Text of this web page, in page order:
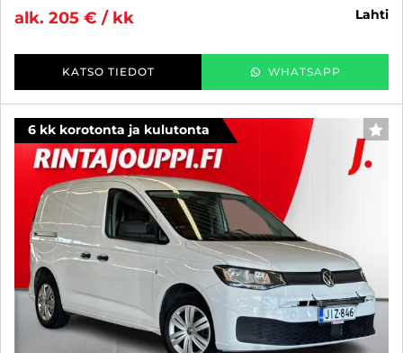
alk. 205 € / kk
lahti
KATSO TIEDOT WHATSAPP
6 kk korotonta ja kulutonta